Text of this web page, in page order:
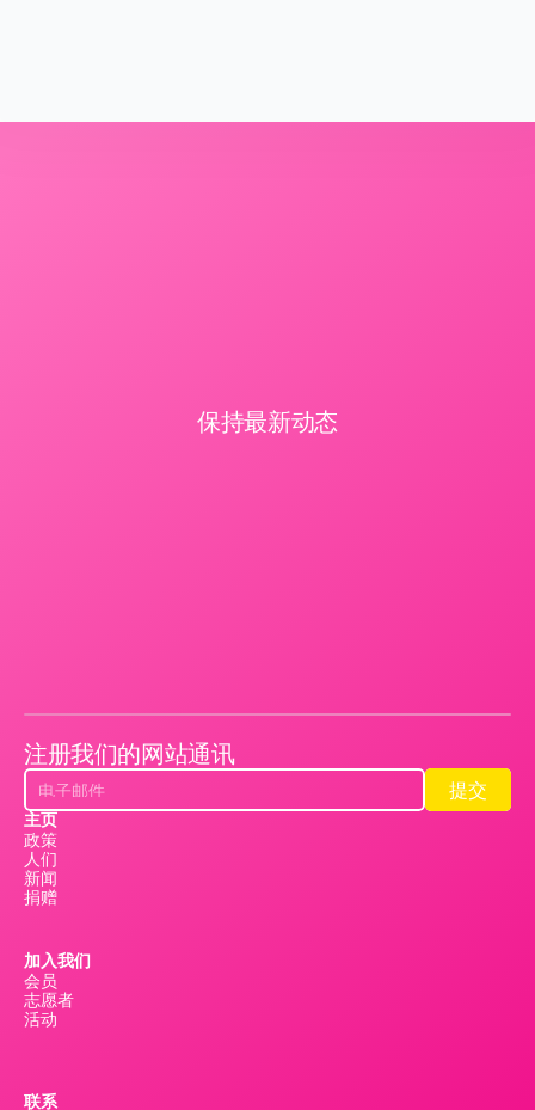
保持最新动态
注册我们的网站通讯
提交
提交
主页
政策
人们
新闻
捐赠
加入我们
会员
志愿者
活动
联系